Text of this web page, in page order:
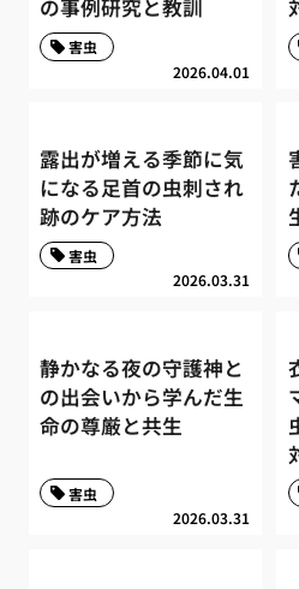
の事例研究と教訓
2026.04.01
害虫
露出が増える季節に気
になる足首の虫刺され
跡のケア方法
2026.03.31
害虫
静かなる夜の守護神と
の出会いから学んだ生
命の尊厳と共生
2026.03.31
害虫